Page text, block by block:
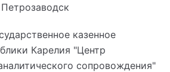
Петрозаводск
казенное
Карелия "Центр
сопровождения"